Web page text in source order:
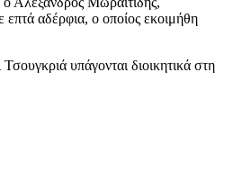
αδέρφια, ο οποίος εκοιμήθη
Τσουγκριά υπάγονται διοικητικά στη